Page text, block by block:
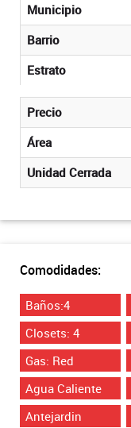
Municipio
Barrio
Estrato
Precio
Área
Unidad Cerrada
Comodidades:
Baños:4
Closets: 4
Gas: Red
Agua Caliente
Antejardin